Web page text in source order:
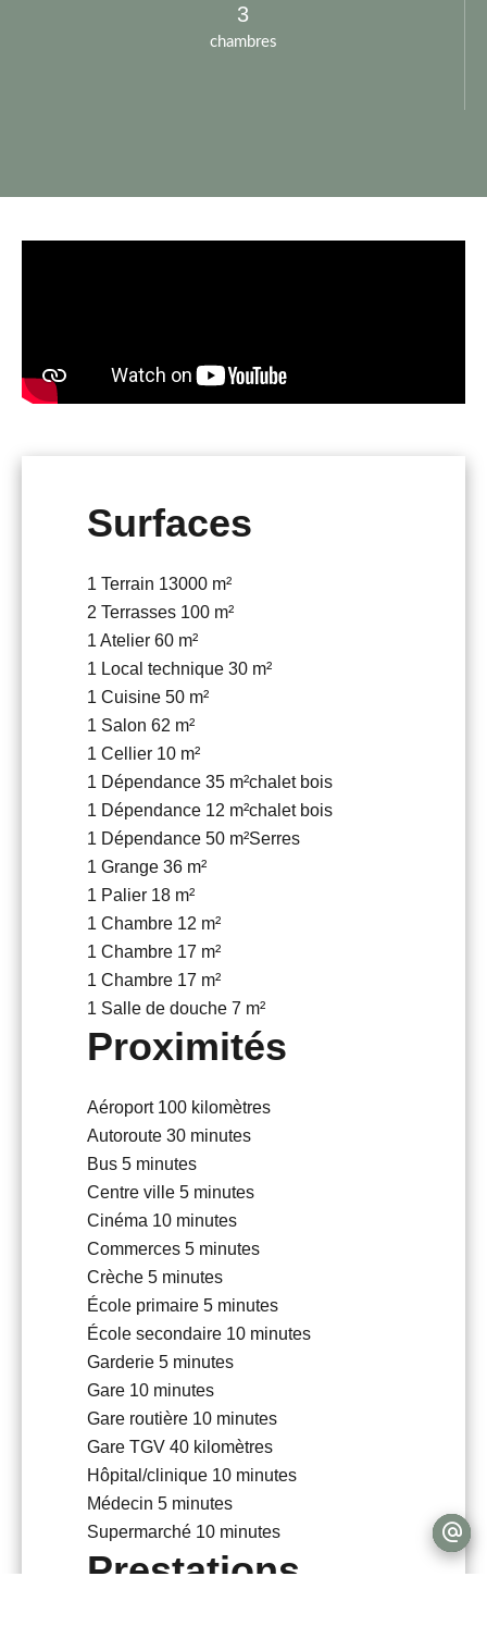
chambres
3
Surfaces
1 Terrain 13000 m²
2 Terrasses 100 m²
1 Atelier 60 m²
1 Local technique 30 m²
1 Cuisine 50 m²
1 Salon 62 m²
1 Cellier 10 m²
1 Dépendance 35 m²chalet bois
1 Dépendance 12 m²chalet bois
1 Dépendance 50 m²Serres
1 Grange 36 m²
1 Palier 18 m²
1 Chambre 12 m²
1 Chambre 17 m²
1 Chambre 17 m²
1 Salle de douche 7 m²
Proximités
Aéroport 100 kilomètres
Autoroute 30 minutes
Bus 5 minutes
Centre ville 5 minutes
Cinéma 10 minutes
Commerces 5 minutes
Crèche 5 minutes
École primaire 5 minutes
École secondaire 10 minutes
Garderie 5 minutes
Gare 10 minutes
Gare routière 10 minutes
Gare TGV 40 kilomètres
Hôpital/clinique 10 minutes
Médecin 5 minutes
Supermarché 10 minutes
Prestations